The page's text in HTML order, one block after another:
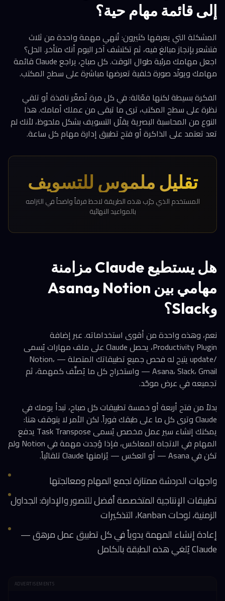
إلى قائمة مهام حية؟
المشكلة التي يعرفها كثيرون: تُنهي مهمة واحدة من ثلاث
فتشعر بإنجاز مبالغ فيه، ثم تكتشف آخر اليوم أنك متأخر. الحل؟
اجعل مهامك مرئية طوال الوقت. كل صباح، يراجع Claude قائمة
مهامك ويولّد صورة خلفية تعرضها مباشرة على سطح المكتب.
الفكرة بسيطة لكنها فعّالة: في كل مرة تُصغّر نافذة أو تلقي
نظرة على سطح المكتب، ترى ما تبقى من عملك أمامك. هذا
النوع من المحاسبة البصرية يقلّل التسويف بشكل ملحوظ، لأنك لم
تعد تعتمد على الذاكرة أو فتح تطبيق إدارة مهام كل ساعة.
تقليل ملموس للتسويف
المستخدم الذي جرّب هذه الطريقة لاحظ فرقاً واضحاً في التزامه
بالمواعيد النهائية
هل يستطيع Claude مزامنة
مهامي بين Notion وAsana
وSlack؟
نعم، وهذه واحدة من أقوى استخداماته. عبر إضافة
Productivity Plugin، يحصل Claude على ملف مهارات يُسمى
/update يتيح له فحص جميع تطبيقاتك المتصلة — Notion،
Asana، Slack، Gmail — واستخراج كل ما يُصنَّف كمهمة، ثم
تجميعه في عرض موحّد.
بدلاً من فتح أربعة أو خمسة تطبيقات كل صباح، تبدأ يومك في
Claude وترى كل ما على طبقك فوراً. لكن الأمر لا يتوقف هنا:
يمكنك إنشاء سير عمل مخصص يُسمى Task Transpose يدفع
المهام في الاتجاه المعاكس، فإذا وُجدت مهمة في Notion ولم
تكن في Asana — أو العكس — يُزامنها Claude تلقائياً.
واجهات الدردشة ممتازة لجمع المهام ومعالجتها
تطبيقات الإنتاجية المتخصصة أفضل للتصور والإدارة: الجداول
الزمنية، لوحات Kanban، التذكيرات
إعادة إنشاء المهمة يدوياً في كل تطبيق عمل مرهق —
Claude يُلغي هذه الطبقة بالكامل
ADVERTISEMENTS